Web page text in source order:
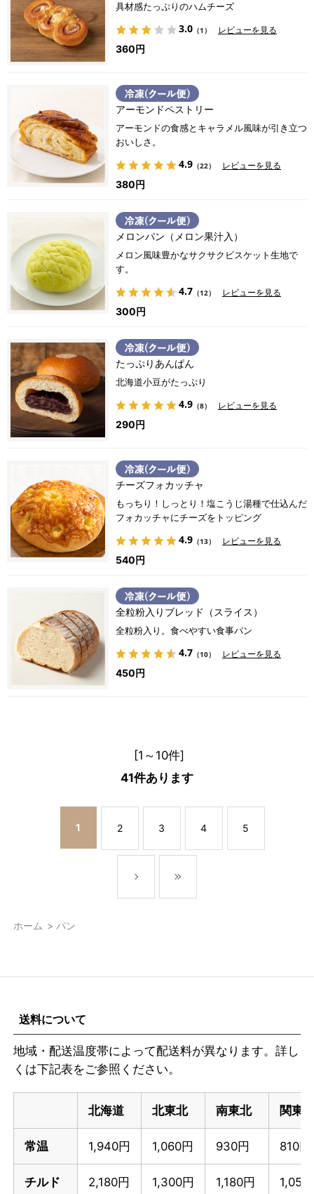
具材感たっぷりのハムチーズ
3.0 （1）
レビューを見る
360円
アーモンドペストリー
アーモンドの食感とキャラメル風味が引き立つ
おいしさ。
4.9 （22）
レビューを見る
380円
メロンパン（メロン果汁入）
メロン風味豊かなサクサクビスケット生地で
す。
4.7 （12）
レビューを見る
300円
たっぷりあんぱん
北海道小豆がたっぷり
4.9 （8）
レビューを見る
290円
チーズフォカッチャ
もっちり！しっとり！塩こうじ湯種で仕込んだ
フォカッチャにチーズをトッピング
4.9 （13）
レビューを見る
540円
全粒粉入りブレッド（スライス）
全粒粉入り。食べやすい食事パン
4.7 （10）
レビューを見る
450円
[1～10件]
41件あります
1 2 3 4 5
ホーム > パン
送料について
地域・配送温度帯によって配送料が異なります。詳し
くは下記表をご参照ください。
北海道 北東北 南東北 関東
常温 1,940円 1,060円 930円 810円
チルド 2,180円 1,300円 1,180円 1,050